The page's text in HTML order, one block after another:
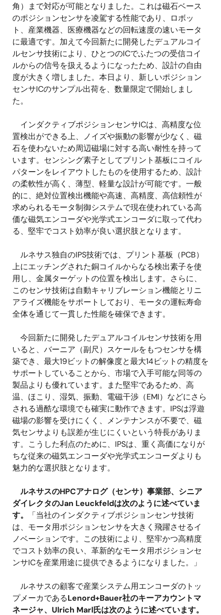
角）まで対応が可能となりました。これは磁石ベース
のポジションセンサを凌駕する性能であり、ロボッ
ト、産業機器、医療機器などの回転速度の速いモータ
に最適です。加えて今回新たに開発したデュアルコイ
ルセンサ技術により、ひとつのICでふたつの受信コイ
ルからの信号を扱えるようになったため、設計の自由
度が大きく増しました。本日より、新しいポジション
センサICのサンプル出荷を、数量限定で開始しまし
た。
インダクティブポジションセンサICは、高精度な位
置検出ができる上、ノイズや振動の影響が少なく、磁
石を使わないため周辺磁場に対する高い耐性を持って
います。センシング素子としてプリント基板にコイル
パターンをレイアウトしたものを使用するため、設計
の柔軟性が高く、薄型、軽量な設計が可能です。一般
的に、絶対位置検出機能や高速、高精度、高信頼性が
求められるモータ制御システムで現在使われている高
価な磁気エンコーダや光学式エンコーダに取って代わ
る、堅牢でコスト効率が良い選択肢となります。
ルネサス独自のIPS技術では、プリント基板（PCB）
上にエッチングされた銅コイルからなる検出素子を使
用し、金属ターゲットの位置を検出します。さらに、
このセンサ技術は自動キャリブレーション機能とリニ
アライズ機能をサポートしており、モータの運転寿命
全体を通じて一貫した性能を確保できます。
今回新たに開発したデュアルコイルセンサ技術を用
いると、バーニア（副尺）スケールをもつセンサを構
築でき、最大19ビットの解像度と最大14ビットの精度を
サポートしていることから、市場で入手可能な同等の
製品よりも優れています。また堅牢であるため、高
温、ほこり、湿気、振動、電磁干渉（EMI）などにさら
される過酷な環境でも確実に動作できます。IPSは浮遊
磁場の影響を受けにくく、メンテナンスが不要で、磁
気センサよりも誤差が生じにくいという特長がありま
す。こうした利点のために、IPSは、重く高価になりが
ちな従来の磁気エンコーダや光学式エンコーダよりも
魅力的な選択肢となります。
ルネサスのHPCアナログ（センサ）事業部、シニア
ダイレクタのJan Leuckfeldは次のように述べていま
す。
「当社のインダクティブポジションセンサ技術
は、モータ用ポジションセンサを大きく飛躍させるイ
ノベーションです。この技術により、堅牢かつ高精度
でコスト効率の良い、革新的なモータ用ポジションセ
ンサICを産業用途に提供できるようになりました。」
ルネサスの顧客で産業システム用エンコーダのトッ
プメーカであるLenord+Bauer社のキーアカウントマ
ネージャ、Ulrich Marl氏は次のように述べています。